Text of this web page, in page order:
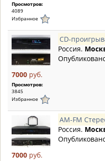
Просмотров:
4089
Избранное
7000 руб.
Просмотров:
3845
Избранное
CD-
Россия.
7000 руб.
AM-FM
Россия.